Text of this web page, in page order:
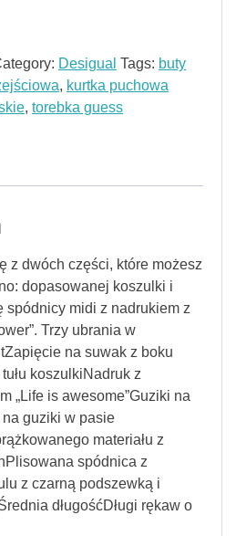
Desigual Tags: buty
, kurtka puchowa
, torebka guess
z dwóch części, które możesz
dopasowanej koszulki i
spódnicy midi z nadrukiem z
Trzy ubrania w
na suwak z boku
koszulkiNadruk z
„Life is awesome”Guziki na
guziki w pasie
materiału z
spódnica z
z czarną podszewką i
długośćDługi rękaw o